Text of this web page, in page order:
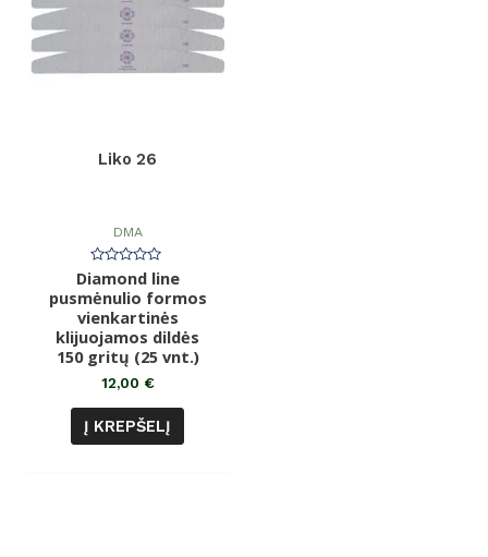
Liko 26
DMA
Įvertinimas:
0
iš
5
Diamond line
pusmėnulio formos
vienkartinės
klijuojamos dildės
150 gritų (25 vnt.)
12,00 €
Į KREPŠELĮ